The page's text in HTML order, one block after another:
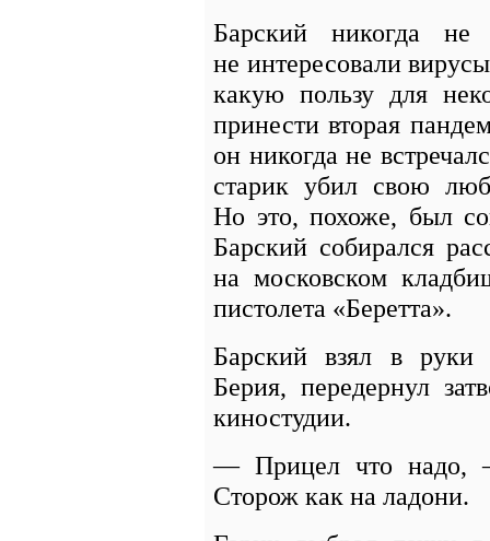
Барский никогда
не интересовали
какую пользу для
принести вторая
он никогда не
старик убил свою
Но это, похоже, был
Барский собирался
на московском
пистолета «Беретта».
Барский взял в руки
Берия, передернул
киностудии.
— Прицел что надо,
Сторож как на ладони.